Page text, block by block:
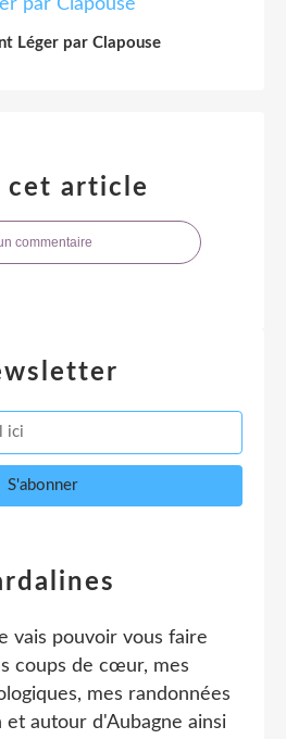
Léger par Clapouse
cet article
commentaire
vais pouvoir vous faire
coups de cœur, mes
mes randonnées
et autour d'Aubagne ainsi